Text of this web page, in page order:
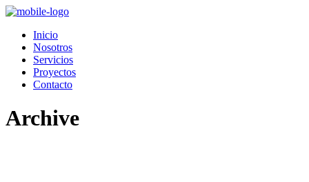
Inicio
Nosotros
Servicios
Proyectos
Contacto
Archive